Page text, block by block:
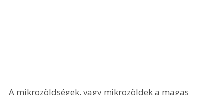
A mikrozöldségek, vagy mikrozöldek a magas